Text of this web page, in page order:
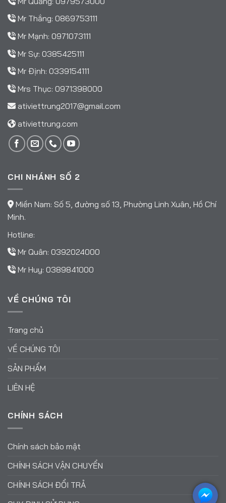
Mr Thắng: 0869753111
Mr Mạnh: 0971073111
Mr Sự: 0385425111
Mr Định: 0339154111
Mrs Thục: 0971398000
ativiettrung2017@gmail.com
ativiettrung.com
CHI NHÁNH SỐ 2
Miền Nam: Số 5, đường số 13, Phường Linh Xuân, Hồ Chí
Minh.
Hotline:
Mr Quân: 0392024000
Mr Huy: 0389841000
VỀ CHÚNG TÔI
Trang chủ
VỀ CHÚNG TÔI
SẢN PHẨM
LIÊN HỆ
CHÍNH SÁCH
Chính sách bảo mật
CHÍNH SÁCH VẬN CHUYỂN
CHÍNH SÁCH ĐỔI TRẢ